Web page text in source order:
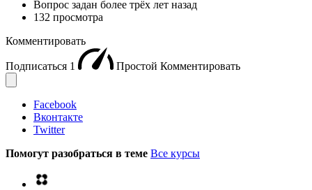
Вопрос задан более трёх лет назад
132 просмотра
Комментировать
Подписаться 1 Простой Комментировать
Facebook
Вконтакте
Twitter
Помогут разобраться в теме Все курсы